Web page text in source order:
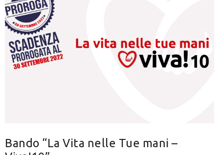
Bando “La Vita nelle Tue mani –